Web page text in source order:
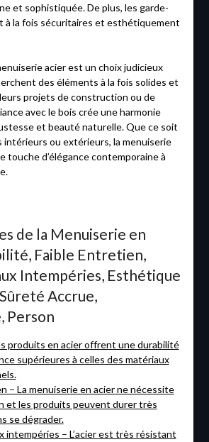
et sophistiquée. De plus, les garde-
à la fois sécuritaires et esthétiquement
acier est un choix judicieux
des éléments à la fois solides et
projets de construction ou de
avec le bois crée une harmonie
et beauté naturelle. Que ce soit
intérieurs ou extérieurs, la menuiserie
touche d’élégance contemporaine à
de la Menuiserie en
Faible Entretien,
Intempéries, Esthétique
Accrue,
Person
produits en acier offrent une durabilité
supérieures à celles des matériaux
– La menuiserie en acier ne nécessite
et les produits peuvent durer très
se dégrader.
intempéries – L’acier est très résistant